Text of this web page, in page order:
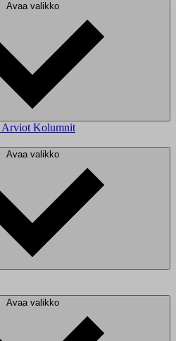
Avaa valikko
Arviot Kolumnit
Avaa valikko
Avaa valikko